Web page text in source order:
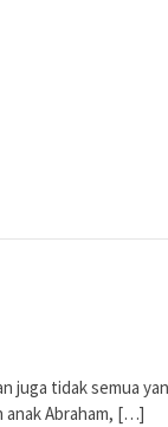
juga tidak semua
anak Abraham, […]